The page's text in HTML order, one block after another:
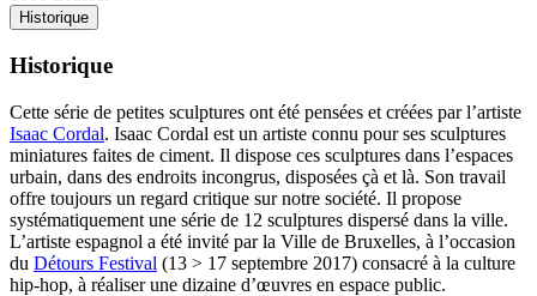
Historique
Historique
Cette série de petites sculptures ont été pensées et créées par l’artiste
Isaac Cordal. Isaac Cordal est un artiste connu pour ses sculptures
miniatures faites de ciment. Il dispose ces sculptures dans l’espaces
urbain, dans des endroits incongrus, disposées çà et là. Son travail
offre toujours un regard critique sur notre société. Il propose
systématiquement une série de 12 sculptures dispersé dans la ville.
L’artiste espagnol a été invité par la Ville de Bruxelles, à l’occasion
du Détours Festival (13 > 17 septembre 2017) consacré à la culture
hip-hop, à réaliser une dizaine d’œuvres en espace public.